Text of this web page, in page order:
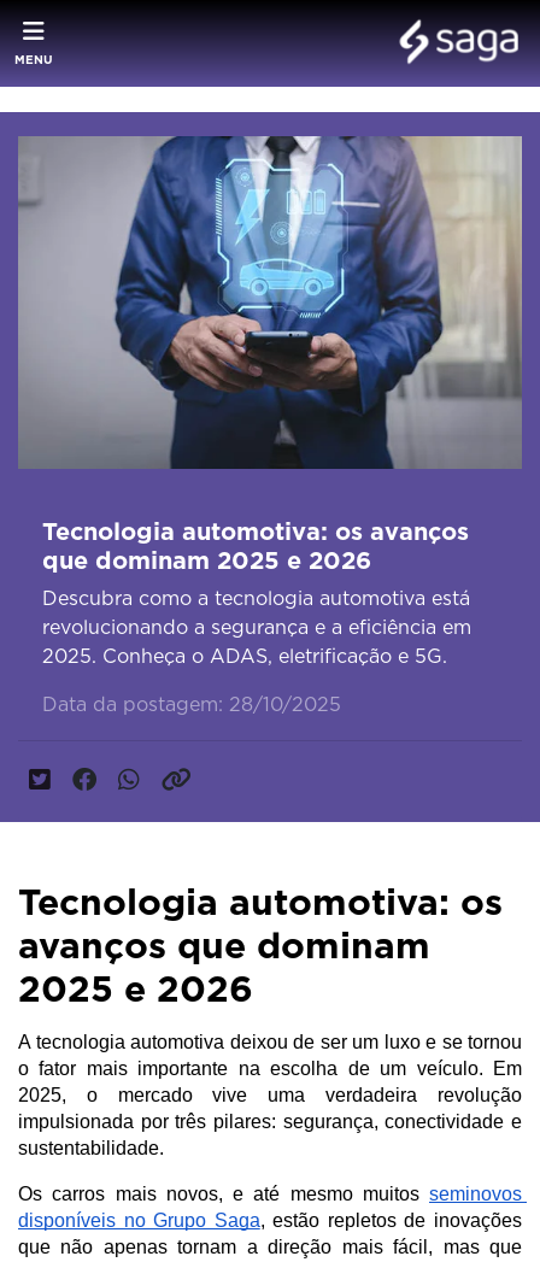
MENU
Tecnologia automotiva: os avanços
que dominam 2025 e 2026
Descubra como a tecnologia automotiva está
revolucionando a segurança e a eficiência em
2025. Conheça o ADAS, eletrificação e 5G.
Data da postagem: 28/10/2025
Tecnologia automotiva: os
avanços que dominam
2025 e 2026
A tecnologia automotiva deixou de ser um luxo e se tornou
o fator mais importante na escolha de um veículo. Em
2025, o mercado vive uma verdadeira revolução
impulsionada por três pilares: segurança, conectividade e
sustentabilidade.
Os carros mais novos, e até mesmo muitos seminovos
disponíveis no Grupo Saga, estão repletos de inovações
que não apenas tornam a direção mais fácil, mas que